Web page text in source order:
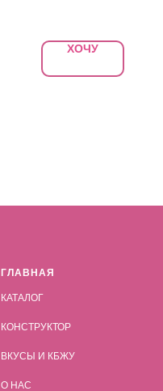
ХОЧУ
ГЛАВНАЯ
КАТАЛОГ
КОНСТРУКТОР
ВКУСЫ И КБЖУ
О НАС